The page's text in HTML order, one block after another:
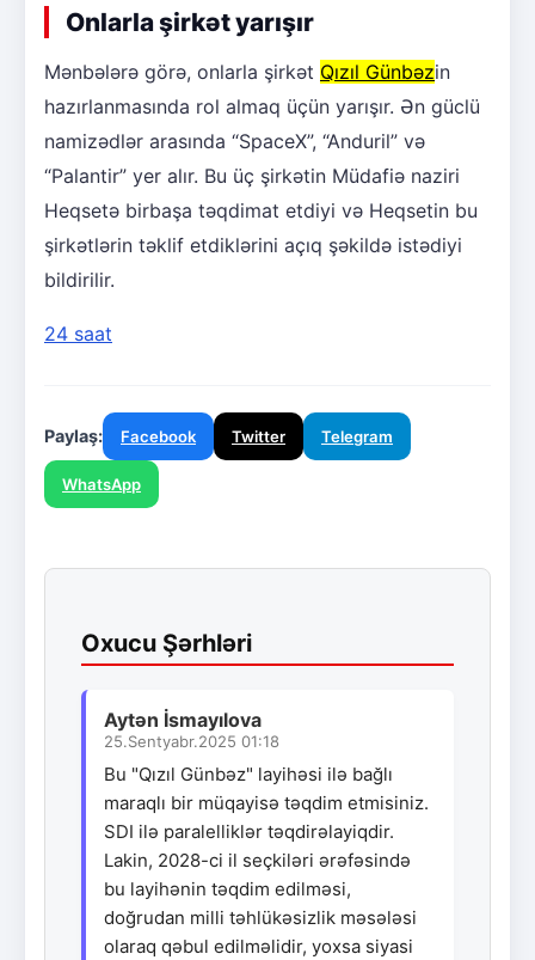
Onlarla şirkət yarışır
Mənbələrə görə, onlarla şirkət Qızıl Günbəzin
hazırlanmasında rol almaq üçün yarışır. Ən güclü
namizədlər arasında “SpaceX”, “Anduril” və
“Palantir” yer alır. Bu üç şirkətin Müdafiə naziri
Heqsetə birbaşa təqdimat etdiyi və Heqsetin bu
şirkətlərin təklif etdiklərini açıq şəkildə istədiyi
bildirilir.
24 saat
Paylaş: Facebook Twitter Telegram
WhatsApp
Oxucu Şərhləri
Aytən İsmayılova
25.Sentyabr.2025 01:18
Bu "Qızıl Günbəz" layihəsi ilə bağlı
maraqlı bir müqayisə təqdim etmisiniz.
SDI ilə paralelliklər təqdirəlayiqdir.
Lakin, 2028-ci il seçkiləri ərəfəsində
bu layihənin təqdim edilməsi,
doğrudan milli təhlükəsizlik məsələsi
olaraq qəbul edilməlidir, yoxsa siyasi